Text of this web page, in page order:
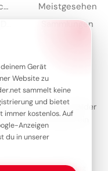
Gerät
Website zu
sammelt keine
und bietet
immer kostenlos. Auf
Anzeigen
du in unserer
Mit einem Augenzwinkern in den Schulalltag: Motivationskick für Telegram!
Meistgesehen
Sammlungen
Grüße und Bilder
und verschenke ein
Datenschutzerklärung